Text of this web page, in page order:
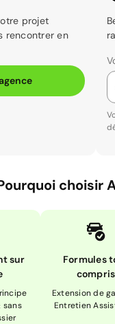
projet
rencontrer en
choisir
sur
sans
Formules
compris
Extension de
Entretien